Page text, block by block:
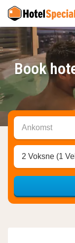
Book
Ankomst
2 Voksne (1